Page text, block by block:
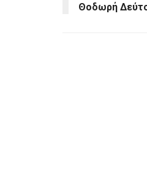
Θοδωρή